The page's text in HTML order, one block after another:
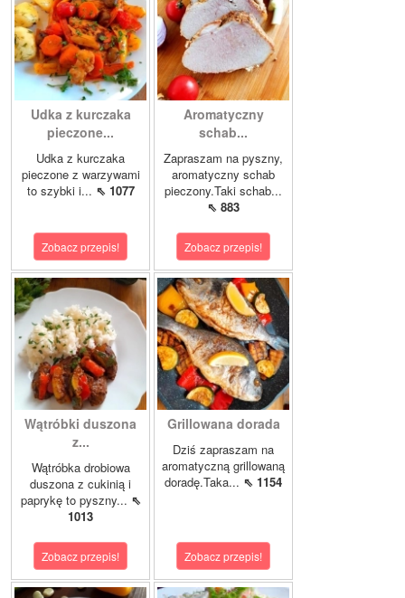
Udka z kurczaka
pieczone...
Udka z kurczaka
pieczone z warzywami
to szybki i... ⇖ 1077
Zobacz przepis!
Aromatyczny
schab...
Zapraszam na pyszny,
aromatyczny schab
pieczony.Taki schab...
⇖ 883
Zobacz przepis!
Wątróbki duszona
z...
Wątróbka drobiowa
duszona z cukinią i
paprykę to pyszny... ⇖
1013
Zobacz przepis!
Grillowana dorada
Dziś zapraszam na
aromatyczną grillowaną
doradę.Taka... ⇖ 1154
Zobacz przepis!